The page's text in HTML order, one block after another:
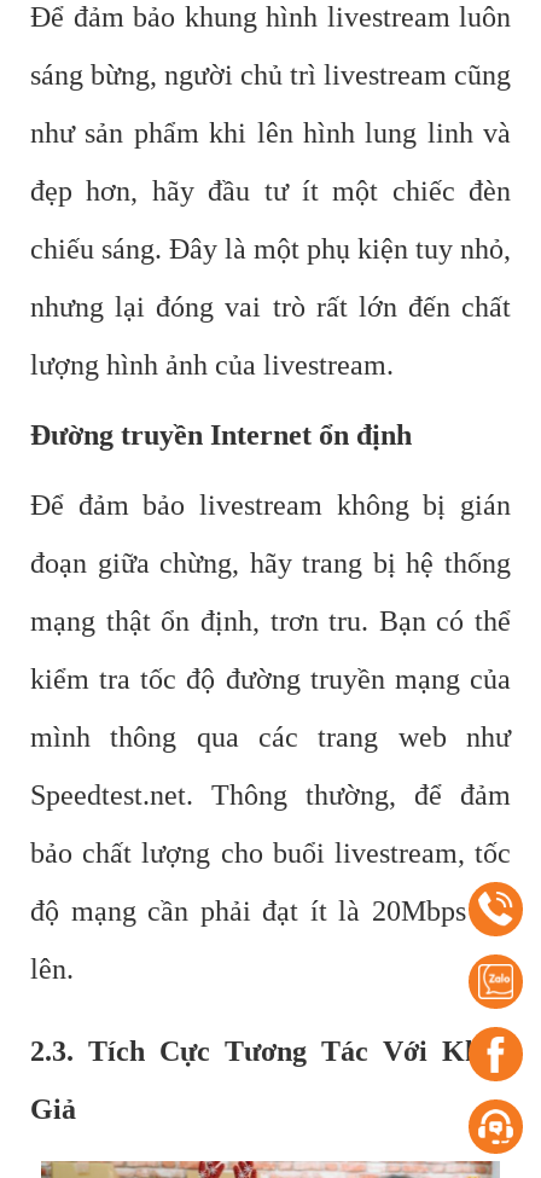
Để đảm bảo khung hình livestream luôn
sáng bừng, người chủ trì livestream cũng
như sản phẩm khi lên hình lung linh và
đẹp hơn, hãy đầu tư ít một chiếc đèn
chiếu sáng. Đây là một phụ kiện tuy nhỏ,
nhưng lại đóng vai trò rất lớn đến chất
lượng hình ảnh của livestream.
Đường truyền Internet ổn định
Để đảm bảo livestream không bị gián
đoạn giữa chừng, hãy trang bị hệ thống
mạng thật ổn định, trơn tru. Bạn có thể
kiểm tra tốc độ đường truyền mạng của
mình thông qua các trang web như
Speedtest.net. Thông thường, để đảm
bảo chất lượng cho buổi livestream, tốc
độ mạng cần phải đạt ít là 20Mbps trở
lên.
2.3. Tích Cực Tương Tác Với Khán
Giả